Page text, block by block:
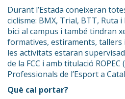
Durant l’Estada coneixeran
ciclisme: BMX, Trial, BTT, Ruta
bici al campus i també tindran
formatives, estiraments, tallers
les activitats estaran
de la FCC i amb titulació
Professionals de l’Esport a
Què cal portar?